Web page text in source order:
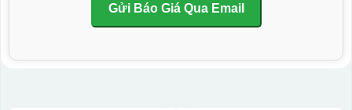
Gửi Báo Giá Qua Email